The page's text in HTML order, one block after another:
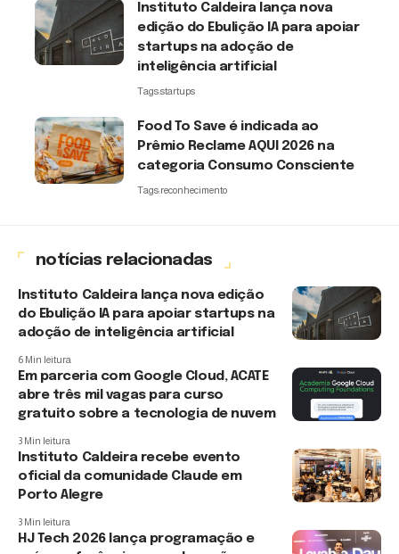
Instituto Caldeira lança nova
edição do Ebulição IA para apoiar
startups na adoção de
inteligência artificial
Tags:startups
Food To Save é indicada ao
Prêmio Reclame AQUI 2026 na
categoria Consumo Consciente
Tags:reconhecimento
notícias relacionadas
Instituto Caldeira lança nova edição
do Ebulição IA para apoiar startups na
adoção de inteligência artificial
6 Min leitura
Em parceria com Google Cloud, ACATE
abre três mil vagas para curso
gratuito sobre a tecnologia de nuvem
3 Min leitura
Instituto Caldeira recebe evento
oficial da comunidade Claude em
Porto Alegre
3 Min leitura
HJ Tech 2026 lança programação e